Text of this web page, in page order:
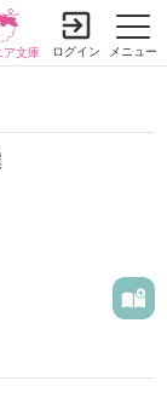
メニュー
ア文庫 ログイン